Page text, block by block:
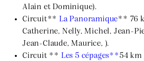
Alain et Dominique).
Circuit** La Panoramique** 76
Catherine, Nelly, Michel, Jean-
Jean-Claude, Maurice, ).
Circuit ** Les 5 cépages**54 km